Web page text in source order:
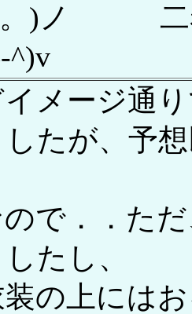
。)ノ 二着
^)v
メージ通
たが、予
で．．た
たし、
の上には